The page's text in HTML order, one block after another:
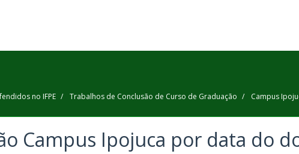
no IFPE Trabalhos de Conclusão de Curso de Graduação
Campus
Campus Ipojuca por data do